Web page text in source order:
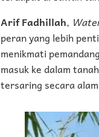
Arif Fadhillah,
peran yang lebih
menikmati
masuk ke dalam
tersaring secara